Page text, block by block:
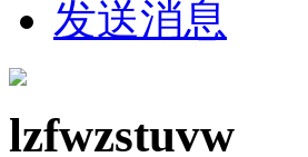
发送消息
lzfwzstuvw